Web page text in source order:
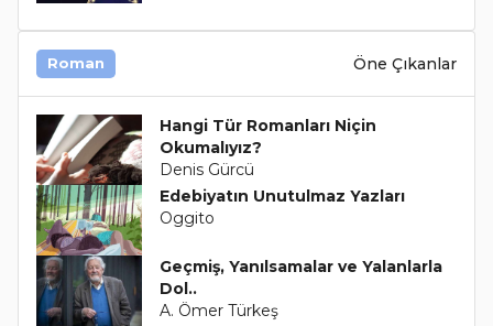
Roman Öne Çıkanlar
Hangi Tür Romanları Niçin
Okumalıyız?
Denis Gürcü
Edebiyatın Unutulmaz Yazları
Oggito
Geçmiş, Yanılsamalar ve Yalanlarla
Dol..
A. Ömer Türkeş